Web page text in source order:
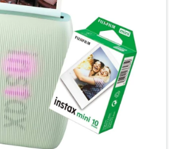
responda às perguntas e imprima
mais vibrantes ou o modoINSTAX-
mais orgânica